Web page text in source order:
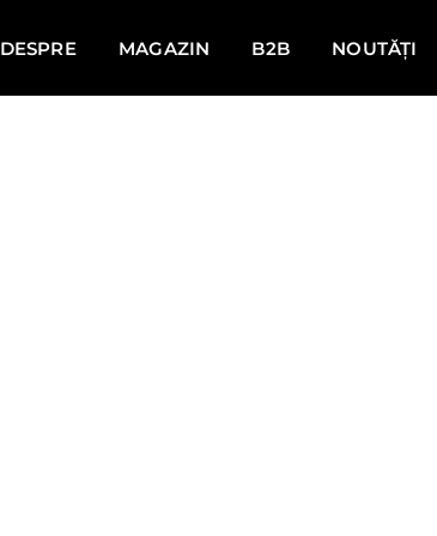
DESPRE MAGAZIN B2B NOUTĂȚI